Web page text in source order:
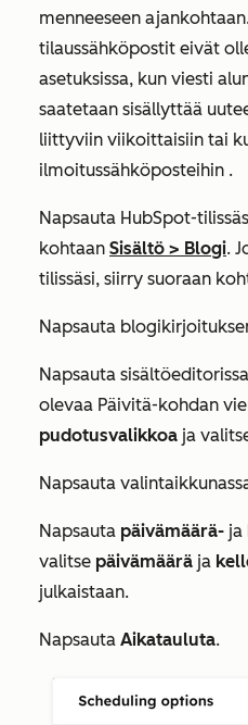
menneeseen
tilaussähköpostit eivät
asetuksissa, kun viesti
saatetaan sisällyttää
liittyviin viikoittaisiin tai
ilmoitussähköposteihin .
Napsauta HubSpot-
kohtaan Sisältö > Blogi.
tilissäsi, siirry suoraan
Napsauta
Napsauta
olevaa Päivitä-kohdan
pudotusvalikkoa ja
Napsauta
Napsauta päivämäärä- ja
valitse päivämäärä ja
julkaistaan.
Napsauta Aikatauluta.